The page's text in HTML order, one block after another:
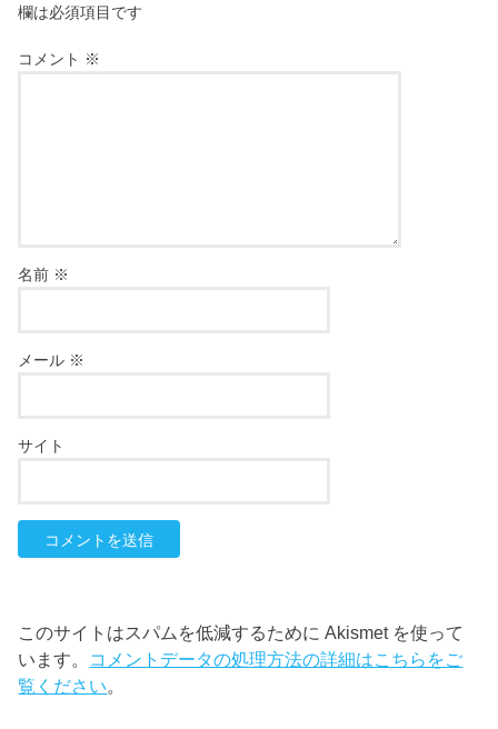
欄は必須項目です
コメント ※
名前 ※
メール ※
サイト
このサイトはスパムを低減するために Akismet を使って
います。 コメントデータの処理方法の詳細はこちらをご
覧ください。